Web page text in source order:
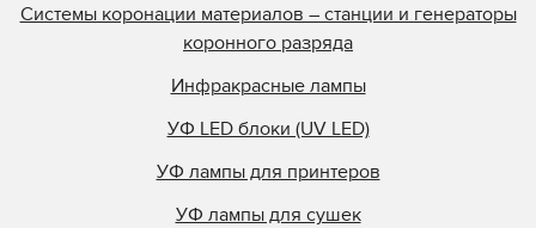
Системы коронации материалов – станции и генераторы
коронного разряда
Инфракрасные лампы
УФ LED блоки (UV LED)
УФ лампы для принтеров
УФ лампы для сушек